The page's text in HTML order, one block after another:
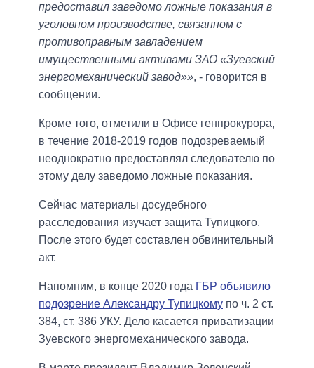
предоставил заведомо ложные показания в
уголовном производстве, связанном с
противоправным завладением
имущественными активами ЗАО «Зуевский
энергомеханический завод»», - говорится в
сообщении.
Кроме того, отметили в Офисе генпрокурора,
в течение 2018-2019 годов подозреваемый
неоднократно предоставлял следователю по
этому делу заведомо ложные показания.
Сейчас материалы досудебного
расследования изучает защита Тупицкого.
После этого будет составлен обвинительный
акт.
Напомним, в конце 2020 года ГБР объявило
подозрение Александру Тупицкому по ч. 2 ст.
384, ст. 386 УКУ. Дело касается приватизации
Зуевского энергомеханического завода.